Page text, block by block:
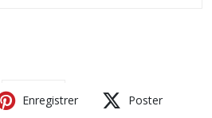
Enregistrer Poster